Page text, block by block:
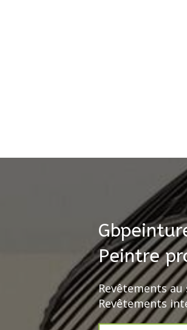
Peintre
Revêtements
Revêtements